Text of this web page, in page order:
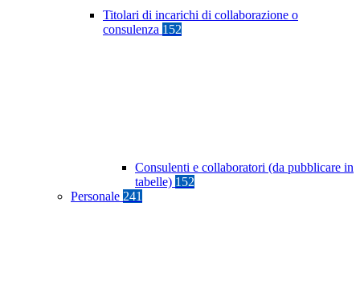
Titolari di incarichi di collaborazione o
consulenza 152
Consulenti e collaboratori (da pubblicare in
tabelle) 152
Personale 241